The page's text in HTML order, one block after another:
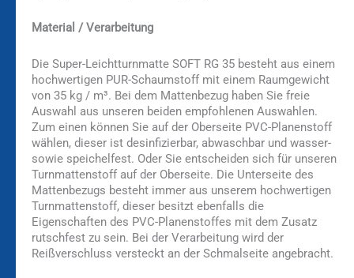
Material / Verarbeitung
Die Super-Leichtturnmatte SOFT RG 35 besteht aus einem
hochwertigen PUR-Schaumstoff mit einem Raumgewicht
von 35 kg / m³. Bei dem Mattenbezug haben Sie freie
Auswahl aus unseren beiden empfohlenen Auswahlen.
Zum einen können Sie auf der Oberseite PVC-Planenstoff
wählen, dieser ist desinfizierbar, abwaschbar und wasser-
sowie speichelfest. Oder Sie entscheiden sich für unseren
Turnmattenstoff auf der Oberseite. Die Unterseite des
Mattenbezugs besteht immer aus unserem hochwertigen
Turnmattenstoff, dieser besitzt ebenfalls die
Eigenschaften des PVC-Planenstoffes mit dem Zusatz
rutschfest zu sein. Bei der Verarbeitung wird der
Reißverschluss versteckt an der Schmalseite angebracht.